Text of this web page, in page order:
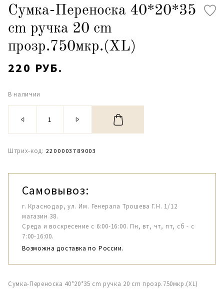
Сумка-Переноска 40*20*35
cm ручка 20 cm
прозр.750мкр.(XL)
220 РУБ.
В наличии
Штрих-код: 2200003789003
Самовывоз:
г. Краснодар, ул. Им. Генерала Трошева Г.Н. 1/12
магазин 38.
Среда и воскресение с 6:00-16:00. Пн, вт, чт, пт, сб - с
7:00-16:00.
Возможна доставка по России.
Сумка-Переноска 40*20*35 cm ручка 20 cm прозр.750мкр.(XL)